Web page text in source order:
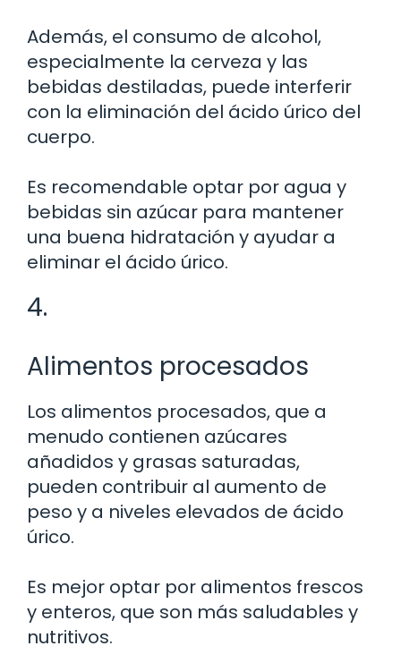
Además, el consumo de alcohol,
especialmente la cerveza y las
bebidas destiladas, puede interferir
con la eliminación del ácido úrico del
cuerpo.
Es recomendable optar por agua y
bebidas sin azúcar para mantener
una buena hidratación y ayudar a
eliminar el ácido úrico.
4.
Alimentos procesados
Los alimentos procesados, que a
menudo contienen azúcares
añadidos y grasas saturadas,
pueden contribuir al aumento de
peso y a niveles elevados de ácido
úrico.
Es mejor optar por alimentos frescos
y enteros, que son más saludables y
nutritivos.